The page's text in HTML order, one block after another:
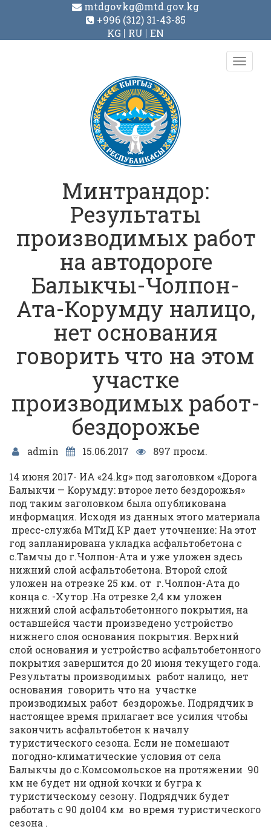
mtdgovkg@mtd.gov.kg
+996 (312) 31-43-85
KG
RU EN
Toggle
Минтрандор:
Результаты
производимых работ
на автодороге
Балыкчы-Чолпон-
Ата-Корумду налицо,
нет основания
говорить что на этом
участке
производимых работ-
бездорожье
admin 15.06.2017
897 просм.
14 июня 2017- ИА «24.kg» под заголовком «Дорога
Балыкчи — Корумду: второе лето бездорожья»
под таким заголовком была опубликована
информация. Исходя из данных этого материала
пресс-служба МТиД КР дает уточнение: На этот
год запланирована укладка асфальтобетона с
с.Тамчы до г.Чолпон-Ата и уже уложен здесь
нижний слой асфальтобетона. Второй слой
уложен на отрезке 25 км. от г.Чолпон-Ата до
конца с. -Хутор .На отрезке 2,4 км уложен
нижний слой асфальтобетонного покрытия, на
оставшейся части произведено устройство
нижнего слоя основания покрытия. Верхний
слой основания и устройство асфальтобетонного
покрытия завершится до 20 июня текущего года.
Результаты производимых работ налицо, нет
основания говорить что на участке
производимых работ бездорожье. Подрядчик в
настоящее время прилагает все усилия чтобы
закончить асфальтобетон к началу
туристического сезона. Если не помешают
погодно-климатические условия от села
Балыкчы до с.Комсомольское на протяжении 90
км не будет ни одной кочки и бугра к
туристическому сезону. Подрядчик будет
работать с 90 до104 км во время туристического
сезона .